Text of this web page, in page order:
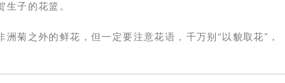
子的花篮。
菊之外的鲜花，但一定要注意花语，千万别“以貌取花”，